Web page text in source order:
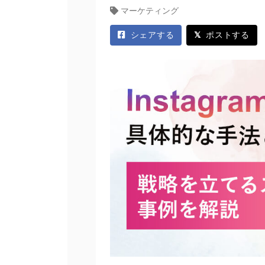
マーケティング
シェアする ポストする